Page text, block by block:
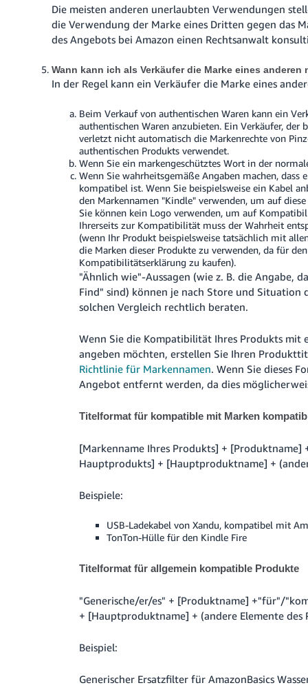
Die meisten anderen unerlaubten Verwendungen
die Verwendung der Marke eines Dritten gegen das
des Angebots bei Amazon einen Rechtsanwalt
Wann kann ich als Verkäufer die Marke eines anderen
In der Regel kann ein Verkäufer die Marke eines
Beim Verkauf von authentischen Waren kann ein
authentischen Waren anzubieten. Ein Verkäufer, der
verletzt nicht automatisch die Markenrechte von
authentischen Produkts verwendet.
Wenn Sie ein markengeschütztes Wort in der
Wenn Sie wahrheitsgemäße Angaben machen,
kompatibel ist.Wenn Sie beispielsweise ein Kabel
den Markennamen "Kindle" verwenden, um auf
Sie können kein Logo verwenden, um auf
Ihrerseits zur Kompatibilität muss der Wahrheit
(wenn Ihr Produkt beispielsweise tatsächlich mit
die Marken dieser Produkte zu verwenden, da für
Kompatibilitätserklärung zu kaufen).
"Ähnlich wie"-Aussagen (wie z. B. die Angabe,
Find" sind) können je nach Store und Situation
solchen Vergleich rechtlich beraten.
Wenn Sie die Kompatibilität Ihres Produkts
angeben möchten, erstellen Sie Ihren
Richtlinie für Markennamen.Wenn Sie dieses
Angebot entfernt werden, da dies
Titelformat für kompatible mit Marken
[Markenname Ihres Produkts] +
Hauptprodukts] + [Hauptproduktname] +
Beispiele:
USB-Ladekabel von Xandu, kompatibel mit
TonTon-Hülle für den Kindle Fire
Titelformat für allgemein kompatible Produkte
"Generische/er/es" + [Produktname] +"für"/
+ [Hauptproduktname] + (andere Elemente
Beispiel:
Generischer Ersatzfilter für AmazonBasics